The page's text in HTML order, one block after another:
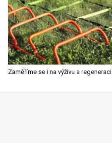
Zaměříme se i na výživu a regeneraci